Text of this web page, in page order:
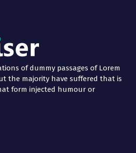
of dummy passages of Lorem
the majority have suffered that is
form injected humour or